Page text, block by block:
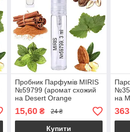
Пробник Парфумів MIRIS
№59799 (аромат схожий
на Desert Orange
Blossom) Унісекс 3 ml
15,60₴ 24 ₴
Купити
на
ml